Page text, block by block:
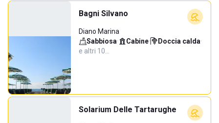
Bagni Silvano
Diano Marina
Sabbiosa· Cabine· Doccia calda·
e altri 10…
Solarium Delle Tartarughe